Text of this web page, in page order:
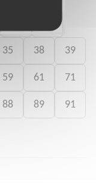
35 38 39
59 61 71
88 89 91